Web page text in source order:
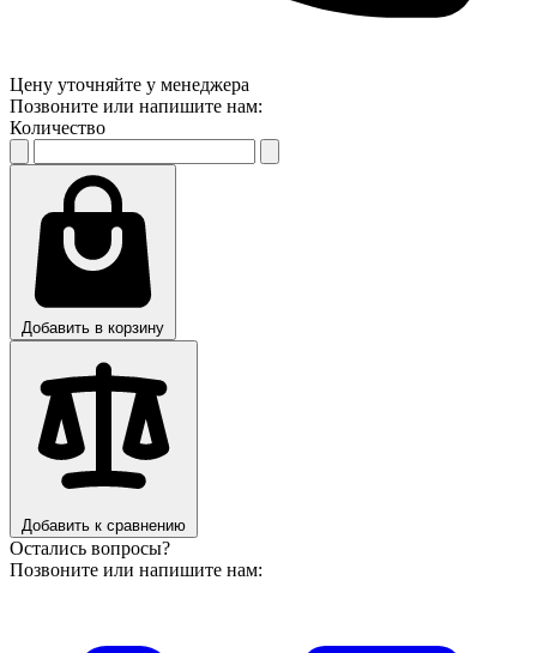
Цену уточняйте у менеджера
Позвоните или напишите нам:
Количество
Добавить в корзину
Добавить к сравнению
Остались вопросы?
Позвоните или напишите нам: